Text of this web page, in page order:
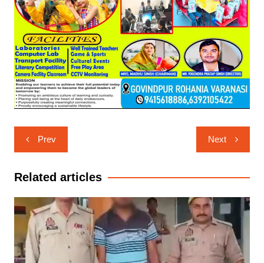
Post
navigation
Prev Next
Related articles